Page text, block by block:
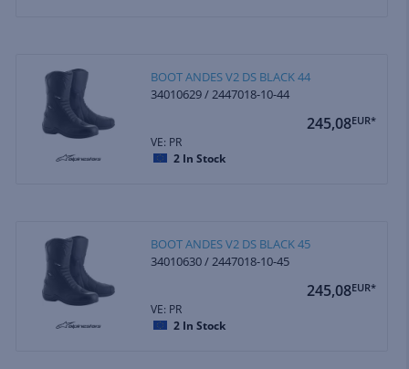
BOOT ANDES V2 DS BLACK 44
34010629 / 2447018-10-44
245,08EUR*
VE: PR
2 In Stock
BOOT ANDES V2 DS BLACK 45
34010630 / 2447018-10-45
245,08EUR*
VE: PR
2 In Stock